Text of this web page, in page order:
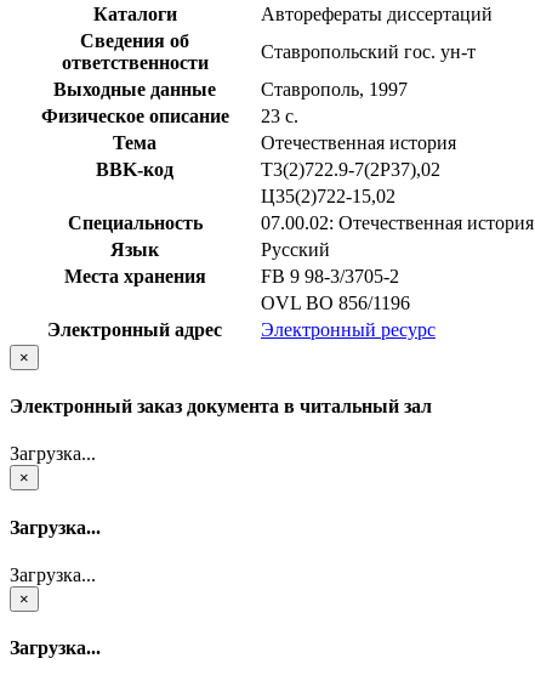
Каталоги
Авторефераты диссертаций
Сведения об
ответственности
Ставропольский гос. ун-т
Выходные данные
Ставрополь, 1997
Физическое описание
23 с.
Тема
Отечественная история
BBK-код
Т3(2)722.9-7(2Р37),02
Ц35(2)722-15,02
Специальность
07.00.02: Отечественная история
Язык
Русский
Места хранения
FB 9 98-3/3705-2
OVL ВО 856/1196
Электронный адрес
Электронный ресурс
×
Электронный заказ документа в читальный зал
Загрузка...
×
Загрузка...
Загрузка...
×
Загрузка...